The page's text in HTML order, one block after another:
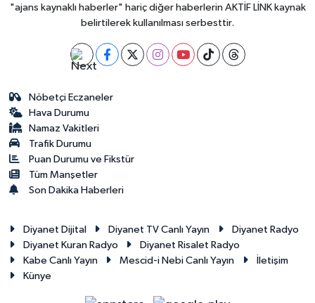
"ajans kaynaklı haberler" hariç diğer haberlerin AKTİF LİNK kaynak
belirtilerek kullanılması serbesttir.
Nöbetçi Eczaneler
Hava Durumu
Namaz Vakitleri
Trafik Durumu
Puan Durumu ve Fikstür
Tüm Manşetler
Son Dakika Haberleri
Diyanet Dijital Diyanet TV Canlı Yayın
Diyanet Radyo
Diyanet Kuran Radyo
Diyanet Risalet Radyo
Kabe Canlı Yayın
Mescid-i Nebi Canlı Yayın
İletişim
Künye